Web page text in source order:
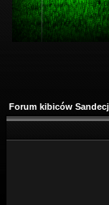
Forum kibiców